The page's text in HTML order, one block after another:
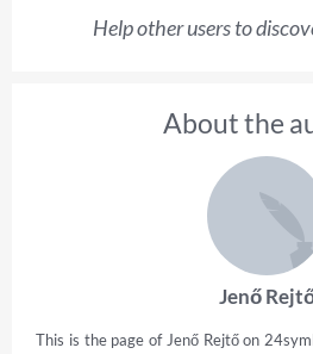
Help other users to
About the
Jenő
This is the page of Jenő Rejtő on